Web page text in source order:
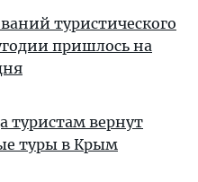
туристического
пришлось на
туристам вернут
туры в Крым